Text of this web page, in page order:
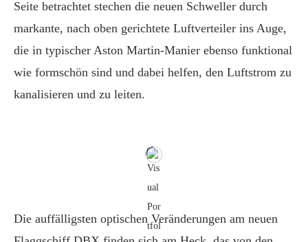
Seite betrachtet stechen die neuen Schweller durch
markante, nach oben gerichtete Luftverteiler ins Auge,
die in typischer Aston Martin-Manier ebenso funktional
wie formschön sind und dabei helfen, den Luftstrom zu
kanalisieren und zu leiten.
Die auffälligsten optischen Veränderungen am neuen